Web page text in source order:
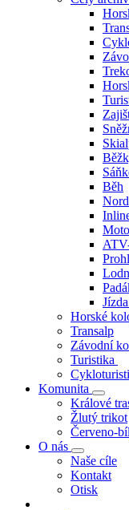
Běh
Horské
Transalp
Závodní
Turistika
Komunita
Králové
Žlutý trikot
Červeno-
O nás
Naše cíle
Kontakt
Otisk